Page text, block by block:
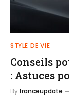
STYLE DE VIE
Conseils
: Astuces
By franceupdate